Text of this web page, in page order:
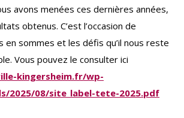
avons menées ces dernières années,
obtenus. C’est l’occasion de
en sommes et les défis qu’il nous reste
Vous pouvez le consulter ici
kingersheim.fr/wp-
2025/08/site_label-tete-2025.pdf